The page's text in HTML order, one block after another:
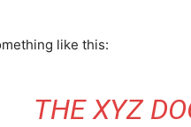
like this:
THE XYZ